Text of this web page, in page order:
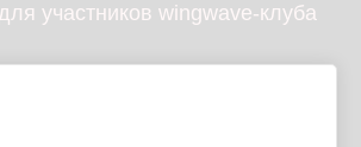
участников wingwave-клуба